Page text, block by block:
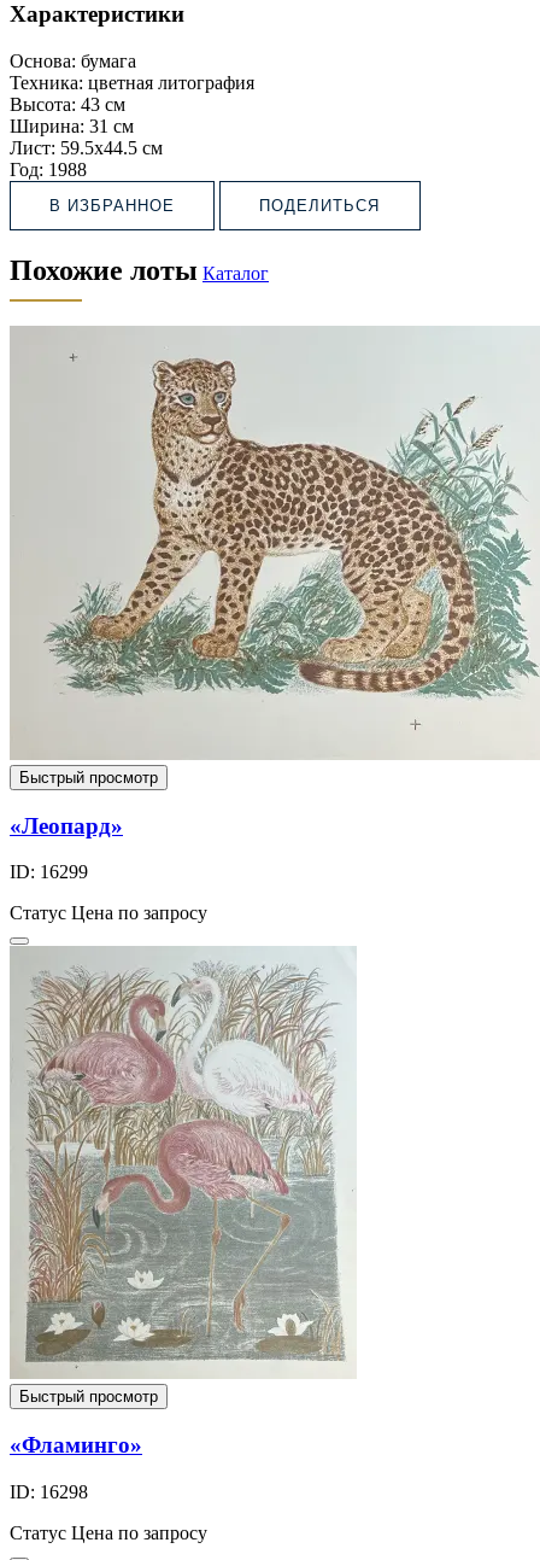
Характеристики
Основа: бумага
Техника: цветная литография
Высота: 43 см
Ширина: 31 см
Лист: 59.5х44.5 см
Год: 1988
В ИЗБРАННОЕ ПОДЕЛИТЬСЯ
Похожие лоты Каталог
Быстрый просмотр
«Леопард»
ID: 16299
Статус Цена по запросу
Быстрый просмотр
«Фламинго»
ID: 16298
Статус Цена по запросу